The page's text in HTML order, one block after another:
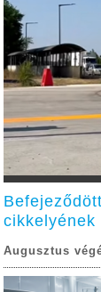
Augusztus